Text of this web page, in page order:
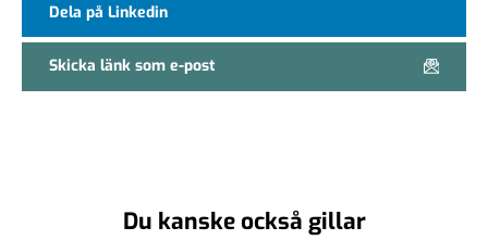
Dela på Linkedin
Skicka länk som e-post
Du kanske också gillar